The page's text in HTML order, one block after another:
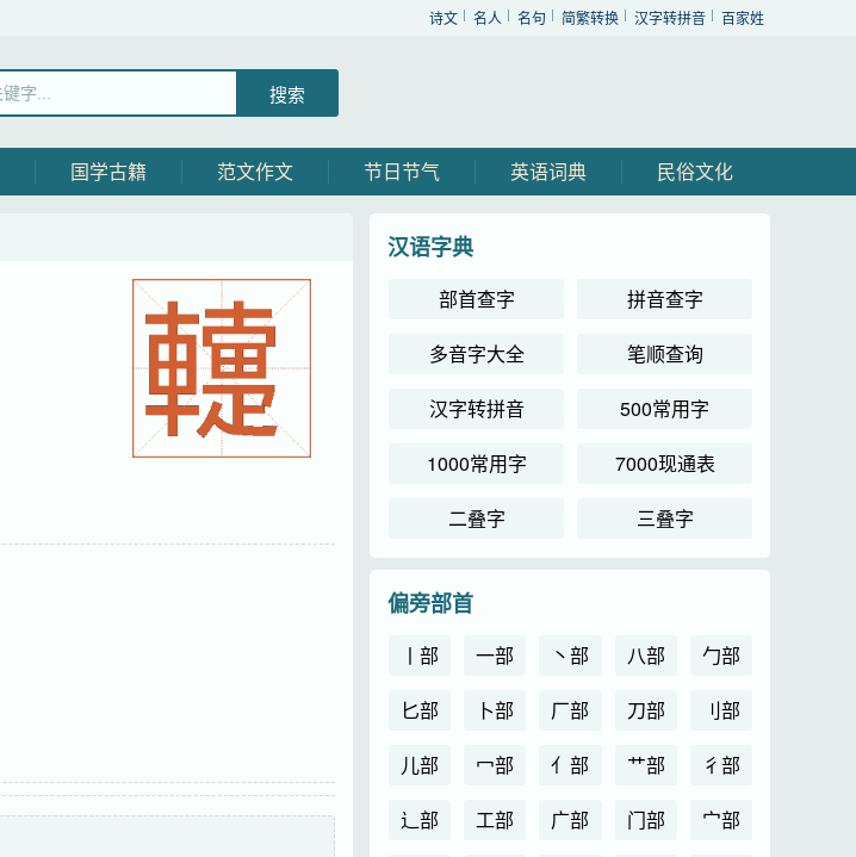
诗文 名人 名句 简繁转换 汉字转拼音 百家姓
国学古籍 范文作文 节日节气 英语词典 民俗文化
汉语字典
部首查字
拼音查字
多音字大全
笔顺查询
汉字转拼音
500常用字
1000常用字
7000现通表
二叠字
三叠字
偏旁部首
丨部 一部 丶部 八部
勹部
匕部
卜部 厂部 刀部
刂部
儿部
冖部 亻部 艹部
彳部
辶部
工部 广部 门部
宀部